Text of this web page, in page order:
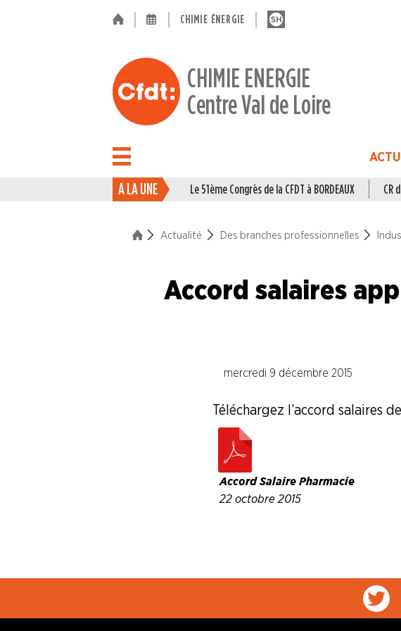
CHIMIE ÉNERGIE
CHIMIE ENERGIE
Centre Val de Loire
ACTUALITÉ
La vie du Syndicat
Industries du Caoutchouc
Industries du Papier Carton
Industries du Pétrole
A LA UNE Le 51ème Congrès de la CFDT à BORDEAUX CR
Actualité Des branches professionnelles
Accord salaires
mercredi 9 décembre 2015
Téléchargez l’accord salaires
Accord Salaire Pharmacie
22 octobre 2015